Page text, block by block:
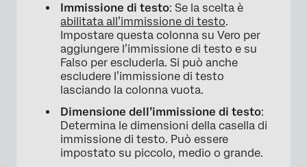
Immissione di testo: Se la scelta è
abilitata all’immissione di testo.
Impostare questa colonna su Vero per
aggiungere l’immissione di testo e su
Falso per escluderla. Si può anche
escludere l’immissione di testo
lasciando la colonna vuota.
Dimensione dell’immissione di testo:
Determina le dimensioni della casella di
immissione di testo. Può essere
impostato su piccolo, medio o grande.